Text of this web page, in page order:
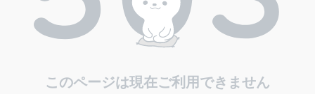
このページは現在ご利用できません